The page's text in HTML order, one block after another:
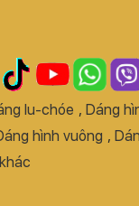
lu-chóe , Dáng
hình vuông ,